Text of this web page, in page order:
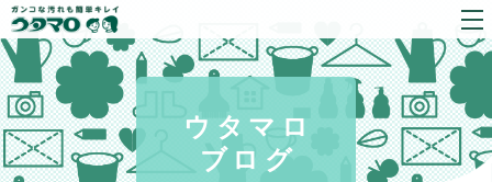
ウタマロ
ブログ